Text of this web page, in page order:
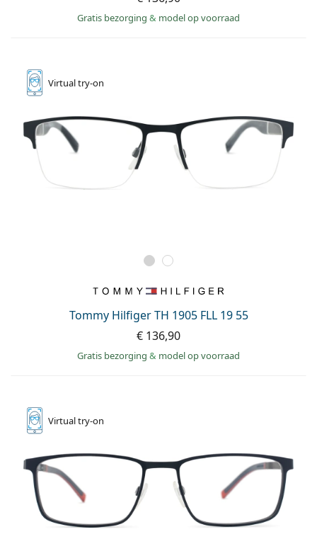
Gratis bezorging & model op voorraad
Virtualtry-on
Tommy Hilfiger TH 1905 FLL 19 55
€ 136,90
Gratis bezorging & model op voorraad
Virtualtry-on